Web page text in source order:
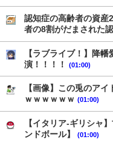
認知症の高齢者の資
者の8割がだまされた
【ラブライブ！】降
演！！！！
(01:00)
【画像】この兎のア
ｗｗｗｗｗｗ (01:00)
【イタリア-ギリシャ
ンドボール】
(01:00)